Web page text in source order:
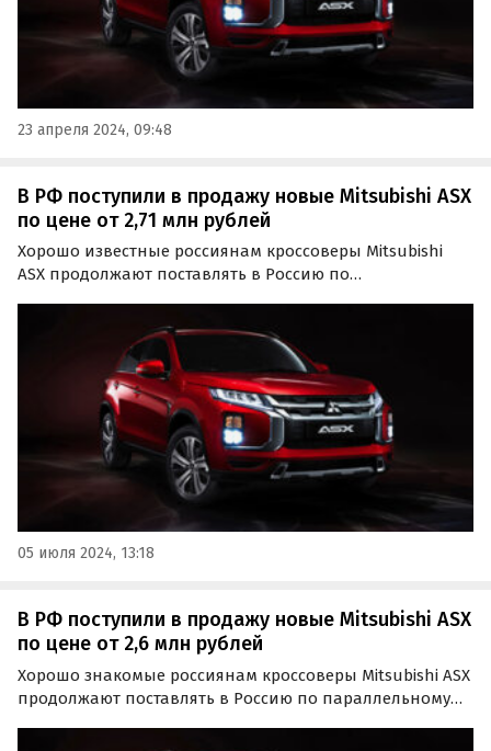
23 апреля 2024, 09:48
В РФ поступили в продажу новые Mitsubishi ASX
по цене от 2,71 млн рублей
Хорошо известные россиянам кроссоверы Mitsubishi
ASX продолжают поставлять в Россию по
постановке на учет, сейчас составляет минимум 2 710
05 июля 2024, 13:18
В РФ поступили в продажу новые Mitsubishi ASX
по цене от 2,6 млн рублей
Хорошо знакомые россиянам кроссоверы Mitsubishi ASX
продолжают поставлять в Россию по параллельному